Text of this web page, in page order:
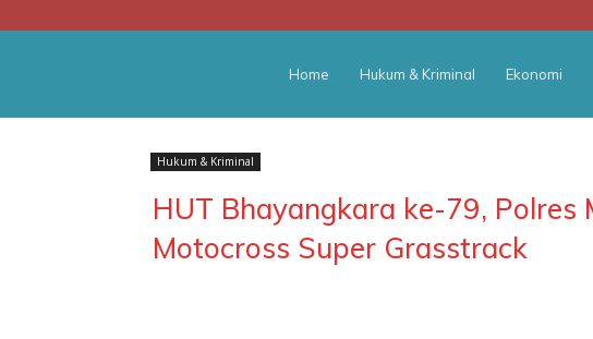
POS
Home Hukum & Kriminal Ekonomi
Hukum & Kriminal
HUT Bhayangkara ke-79, Polres
Motocross Super Grasstrack